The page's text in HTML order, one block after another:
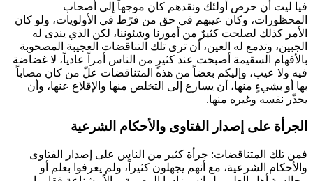
فيا ليت أن حرص أولئك ونقدهم كان موجهاً إلى أصحاب
المحظورات، وكان عيبهم في حق من فرّط في الأولويات، ولو كان
الأمر كذلك لصلحت كثيرٌ من أمورنا وشئوننا، لكن الذي يندى له
الجبين، وتدمع له العين، أن ترى تلك التناقضات العجيبة المصحوبة
بالأفهام السقيمة أصبحت عند كثيرٍ من الناس أمراً عادياً، لا غضاضة
فيه ولا عيب، وإليكم بعضاً من هذه المتناقضات علّ من كان مصاباً
بها أو بشيءٍ منها، أن يسارع إلى التخلص منها والإقلاع عنها، وأن
يحذّر نفسه وغيره منها.
الجرأة على إصدار الفتاوى والأحكام الشرعية
فمن تلك المتناقضات: جرأة كثير من الناس على إصدار الفتاوى
والأحكام الشرعية، مع أنهم يجهلون كثيراً، ولم يعرفوا بعلم أو